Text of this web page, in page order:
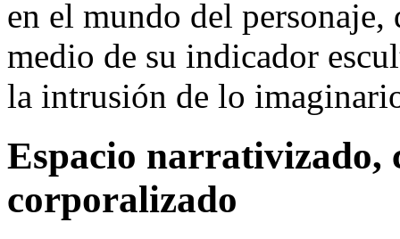
en el mundo del
medio de su indicador
la intrusión de lo
Espacio narrativizado,
corporalizado